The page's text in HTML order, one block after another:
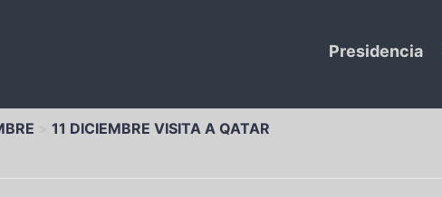
Presidencia
11 DICIEMBRE VISITA A QATAR